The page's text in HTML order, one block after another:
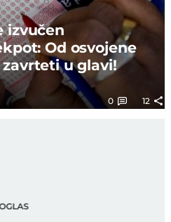
izvučen
Od osvojene
u glavi!
0 12